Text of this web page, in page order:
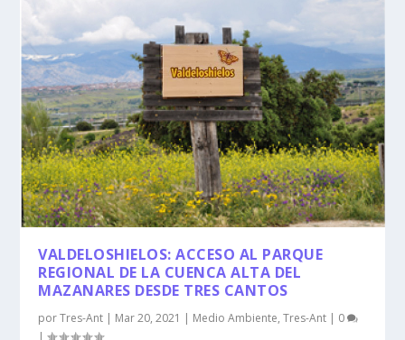
VALDELOSHIELOS: ACCESO AL PARQUE
REGIONAL DE LA CUENCA ALTA DEL
MAZANARES DESDE TRES CANTOS
porTres-Ant | Mar 20, 2021 | Medio Ambiente,Tres-Ant | 0